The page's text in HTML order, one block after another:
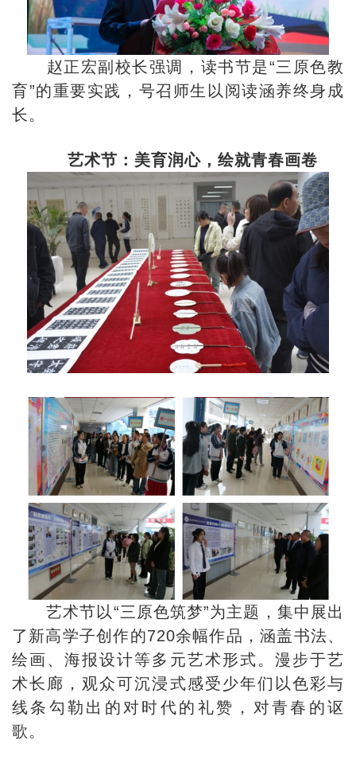
赵正宏副校长强调，读书节是“三原色教
育”的重要实践，号召师生以阅读涵养终身成
长。
艺术节：美育润心，绘就青春画卷
艺术节以“三原色筑梦”为主题，集中展出
了新高学子创作的720余幅作品，涵盖书法、
绘画、海报设计等多元艺术形式。漫步于艺
术长廊，观众可沉浸式感受少年们以色彩与
线条勾勒出的对时代的礼赞，对青春的讴
歌。